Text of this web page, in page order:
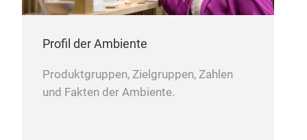
Profil der Ambiente
Produktgruppen, Zielgruppen, Zahlen
und Fakten der Ambiente.